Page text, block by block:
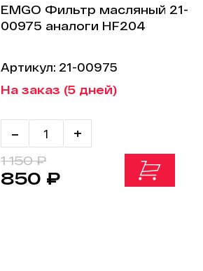
EMGO Фильтр масляный 21-
00975 аналоги HF204
Артикул: 21-00975
На заказ (5 дней)
- +
850 ₽
1 150 ₽